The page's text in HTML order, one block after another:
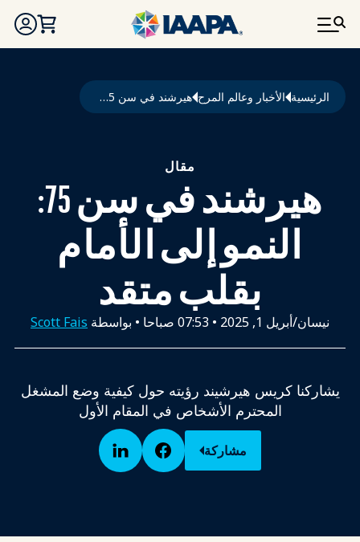
تجاوز إلى المحتوى الرئيسي
مسار التنقل
الرئيسية الأخبار وعالم المرح هيرشند في سن 75: النمو إلى الأمام بقلب متقد
مقال
هيرشند في سن 75:
النمو إلى الأمام
بقلب متقد
نيسان/أبريل 1, 2025 • 07:53 صباحا • بواسطة Scott Fais
يشاركنا كريس هيرشيند رؤيته حول كيفية وضع المشغل
المحترم الأشخاص في المقام الأول
مشاركة